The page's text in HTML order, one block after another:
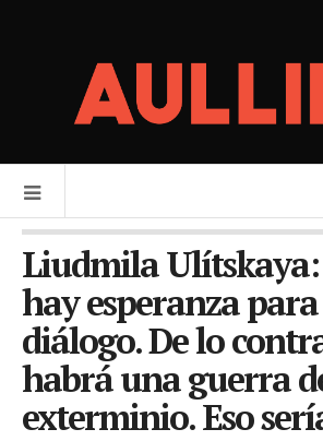
Liudmila Ulítskaya:
hay esperanza
diálogo. De lo
habrá una guerra
exterminio. Eso